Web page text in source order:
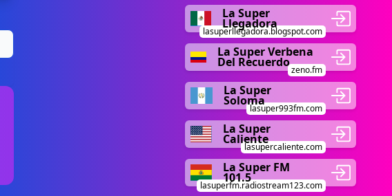
La Super
Llegadora
lasuperllegadora.blogspot.com
La Super Verbena
Del Recuerdo
zeno.fm
La Super
Soloma
lasuper993fm.com
La Super
Caliente
lasupercaliente.com
La Super FM
101.5
lasuperfm.radiostream123.com